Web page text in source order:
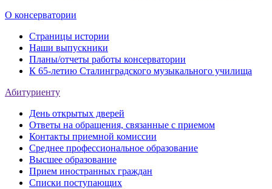
О консерватории
Страницы истории
Наши выпускники
Планы/отчеты работы консерватории
К 65-летию Сталинградского музыкального училища
Абитуриенту
День открытых дверей
Ответы на обращения, связанные с приемом
Контакты приемной комиссии
Среднее профессиональное образование
Высшее образование
Прием иностранных граждан
Списки поступающих